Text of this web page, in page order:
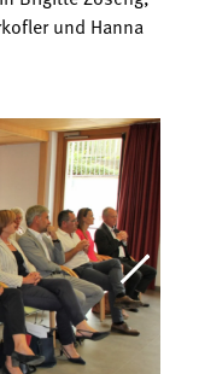
und Hanna